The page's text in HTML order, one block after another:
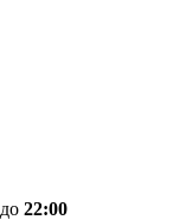
до 22:00